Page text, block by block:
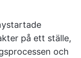
på ett ställe,
och